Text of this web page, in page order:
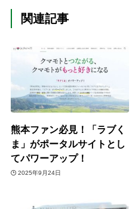
関連記事
熊本ファン必見！「ラブく
ま」がポータルサイトとし
てパワーアップ！
2025年9月24日